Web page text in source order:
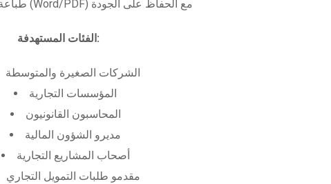
طباعة بعدة صيغ (Word/PDF) مع الحفاظ على الجودة
الفئات المستهدفة:
الشركات الصغيرة والمتوسطة
المؤسسات التجارية
المحاسبون القانونيون
مديرو الشؤون المالية
أصحاب المشاريع التجارية
مقدمو طلبات التمويل التجاري